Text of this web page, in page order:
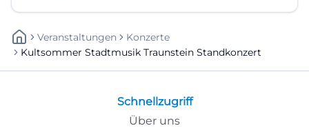
Veranstaltungen
Konzerte
Kultsommer Stadtmusik Traunstein Standkonzert
Schnellzugriff
Über uns